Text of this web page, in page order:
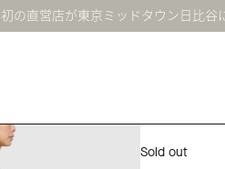
初の直営店が東京ミッドタウン日比谷
Sold out